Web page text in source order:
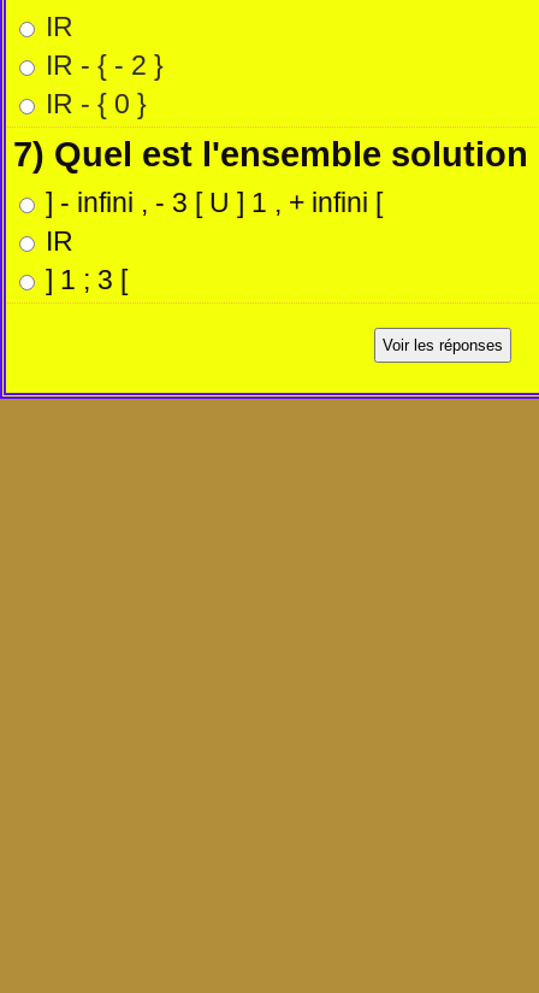
IR
IR - { - 2 }
IR - { 0 }
7) Quel est l'ensemble solution
] - infini , - 3 [ U ] 1 , + infini [
IR
] 1 ; 3 [